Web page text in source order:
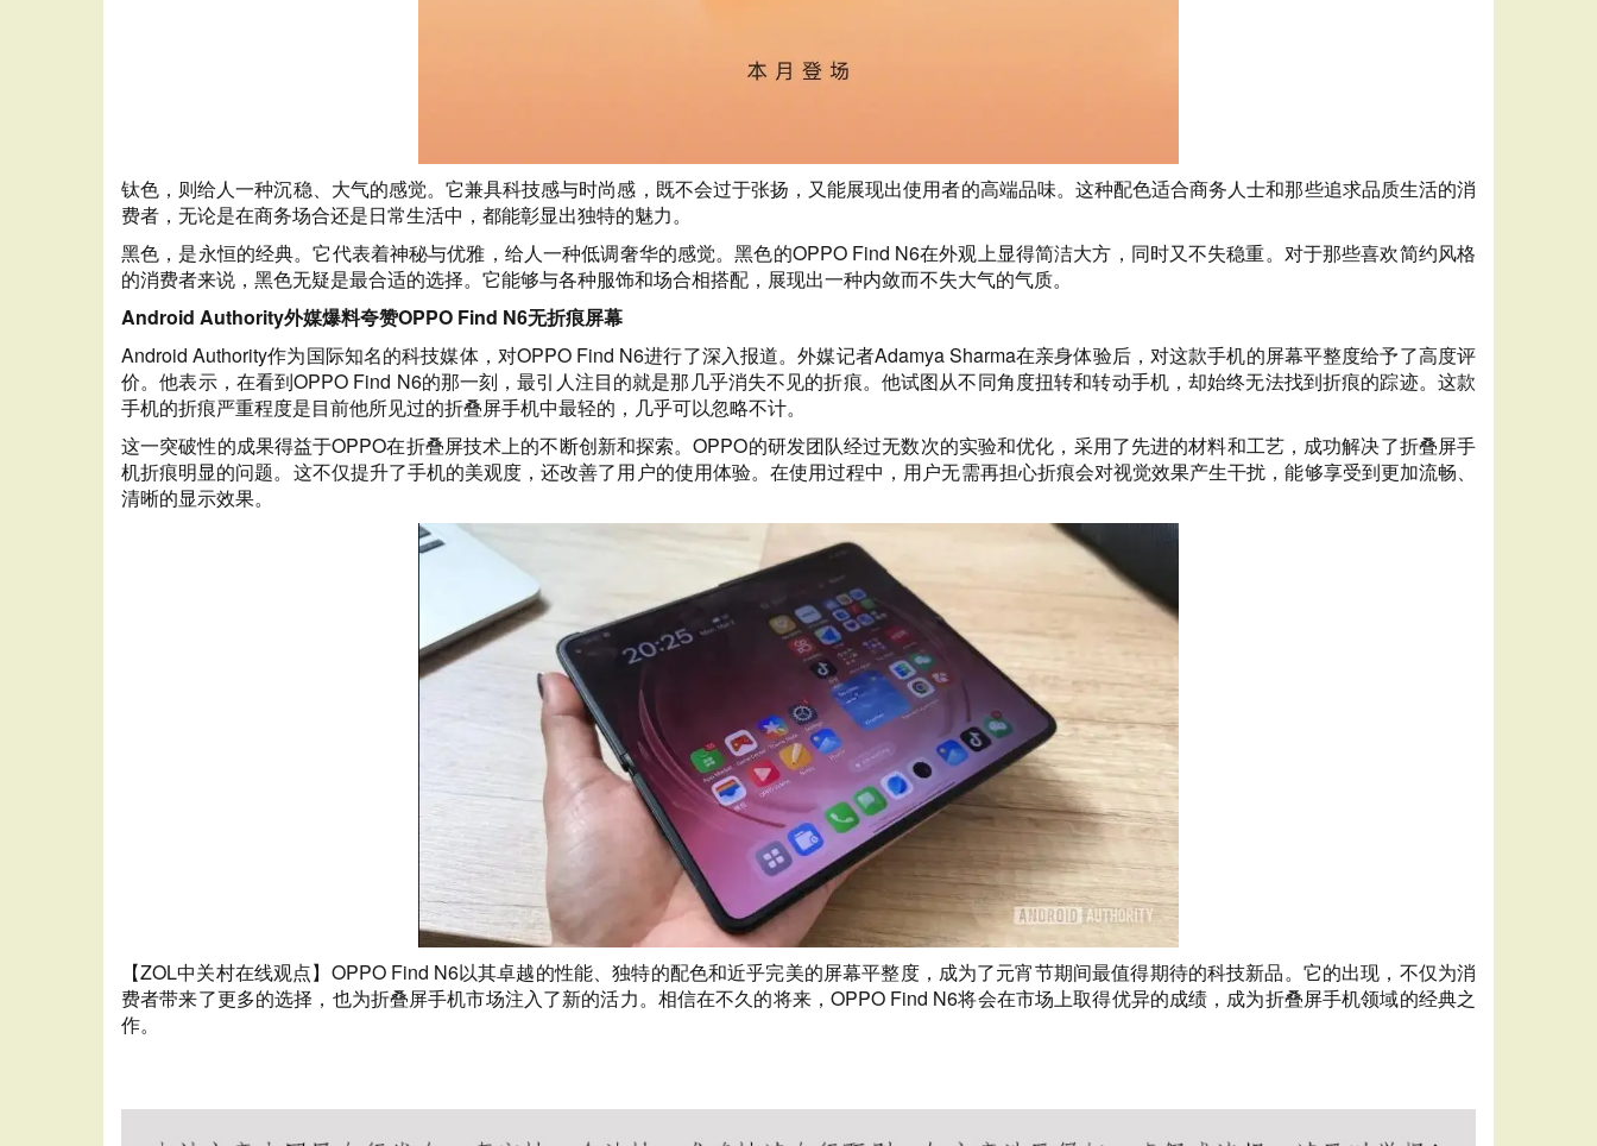
钛色，则给人一种沉稳、大气的感觉。它兼具科技感与时尚感，既不会过于张扬，又能展现出使用者的高端品味。这种配色适合商务人士和那些追求品质生活的消
费者，无论是在商务场合还是日常生活中，都能彰显出独特的魅力。
黑色，是永恒的经典。它代表着神秘与优雅，给人一种低调奢华的感觉。黑色的OPPO Find N6在外观上显得简洁大方，同时又不失稳重。对于那些喜欢简约风格
的消费者来说，黑色无疑是最合适的选择。它能够与各种服饰和场合相搭配，展现出一种内敛而不失大气的气质。
Android Authority外媒爆料夸赞OPPO Find N6无折痕屏幕
Android Authority作为国际知名的科技媒体，对OPPO Find N6进行了深入报道。外媒记者Adamya Sharma在亲身体验后，对这款手机的屏幕平整度给予了高度评
价。他表示，在看到OPPO Find N6的那一刻，最引人注目的就是那几乎消失不见的折痕。他试图从不同角度扭转和转动手机，却始终无法找到折痕的踪迹。这款
手机的折痕严重程度是目前他所见过的折叠屏手机中最轻的，几乎可以忽略不计。
这一突破性的成果得益于OPPO在折叠屏技术上的不断创新和探索。OPPO的研发团队经过无数次的实验和优化，采用了先进的材料和工艺，成功解决了折叠屏手
机折痕明显的问题。这不仅提升了手机的美观度，还改善了用户的使用体验。在使用过程中，用户无需再担心折痕会对视觉效果产生干扰，能够享受到更加流畅、
清晰的显示效果。
【ZOL中关村在线观点】OPPO Find N6以其卓越的性能、独特的配色和近乎完美的屏幕平整度，成为了元宵节期间最值得期待的科技新品。它的出现，不仅为消
费者带来了更多的选择，也为折叠屏手机市场注入了新的活力。相信在不久的将来，OPPO Find N6将会在市场上取得优异的成绩，成为折叠屏手机领域的经典之
作。